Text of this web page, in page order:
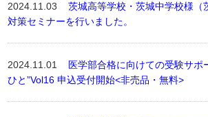
2024.11.03茨城高等学校・茨城中学校様（
対策セミナーを行いました。
2024.11.01
医学部合格に向けての受験サポ
ひと”Vol16 申込受付開始<非売品・無料>